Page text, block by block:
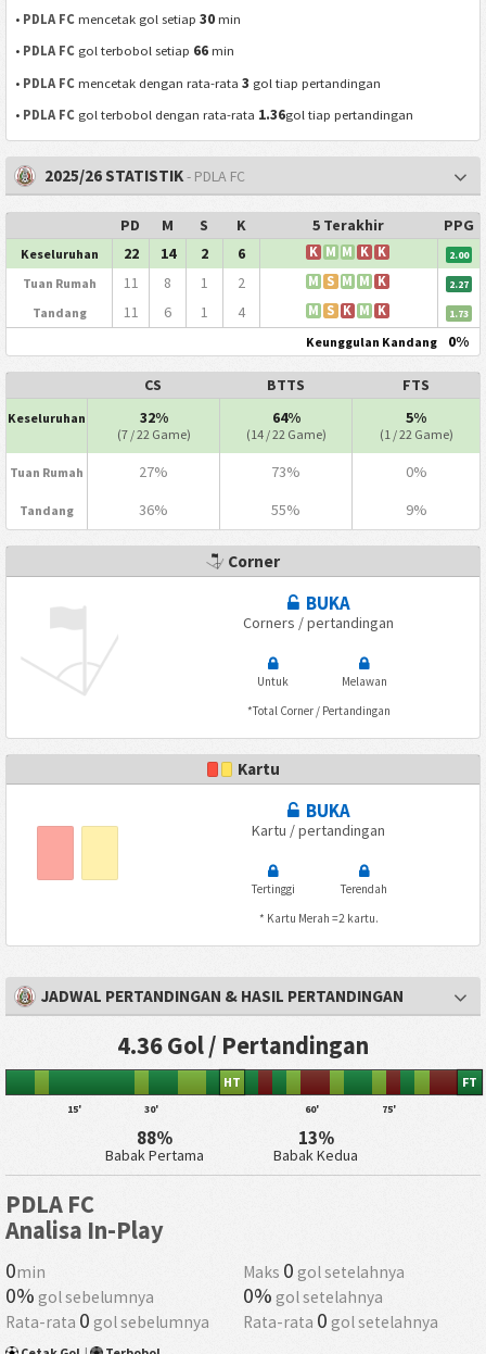
• PDLA FC mencetak gol setiap30 min
• PDLA FC gol terbobol setiap 66 min
• PDLA FC mencetak dengan rata-rata3 gol tiap pertandingan
• PDLA FC gol terbobol dengan rata-rata 1.36gol tiap pertandingan
2025/26 STATISTIK- PDLA FC
PD M S K 5 Terakhir PPG
Keseluruhan 22 14 2 6 K M M K K 2.00
Tuan Rumah 11 8 1 2 M S M M K 2.27
Tandang 11 6 1 4 M S K M K 1.73
Keunggulan Kandang 0%
CS BTTS FTS
Keseluruhan 32%
(7 / 22 Game)
64%
(14 / 22 Game)
5%
(1 / 22 Game)
Tuan Rumah 27% 73% 0%
Tandang 36% 55% 9%
Corner
BUKA
Corners / pertandingan
Untuk
Melawan
*Total Corner / Pertandingan
Kartu
BUKA
Kartu / pertandingan
Tertinggi
Terendah
* Kartu Merah =2 kartu.
JADWAL PERTANDINGAN & HASIL PERTANDINGAN
4.36 Gol / Pertandingan
15' 30'
HT
60' 75'
FT
88%
Babak Pertama
13%
Babak Kedua
PDLA FC
Analisa In-Play
0min Maks 0 gol setelahnya
0% gol sebelumnya 0% gol setelahnya
Rata-rata 0 gol sebelumnya Rata-rata 0 gol setelahnya